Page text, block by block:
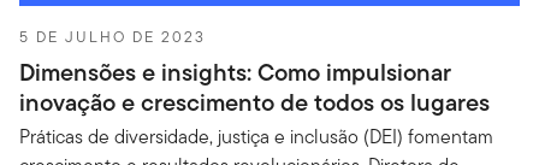
5 DE JULHO DE 2023
Dimensões e insights: Como impulsionar
inovação e crescimento de todos os lugares
Práticas de diversidade, justiça e inclusão (DEI) fomentam